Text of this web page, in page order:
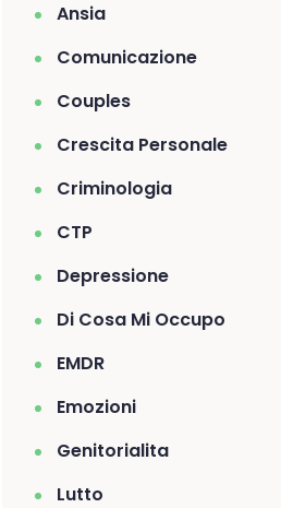
Ansia
Comunicazione
Couples
Crescita Personale
Criminologia
CTP
Depressione
Di Cosa Mi Occupo
EMDR
Emozioni
Genitorialita
Lutto